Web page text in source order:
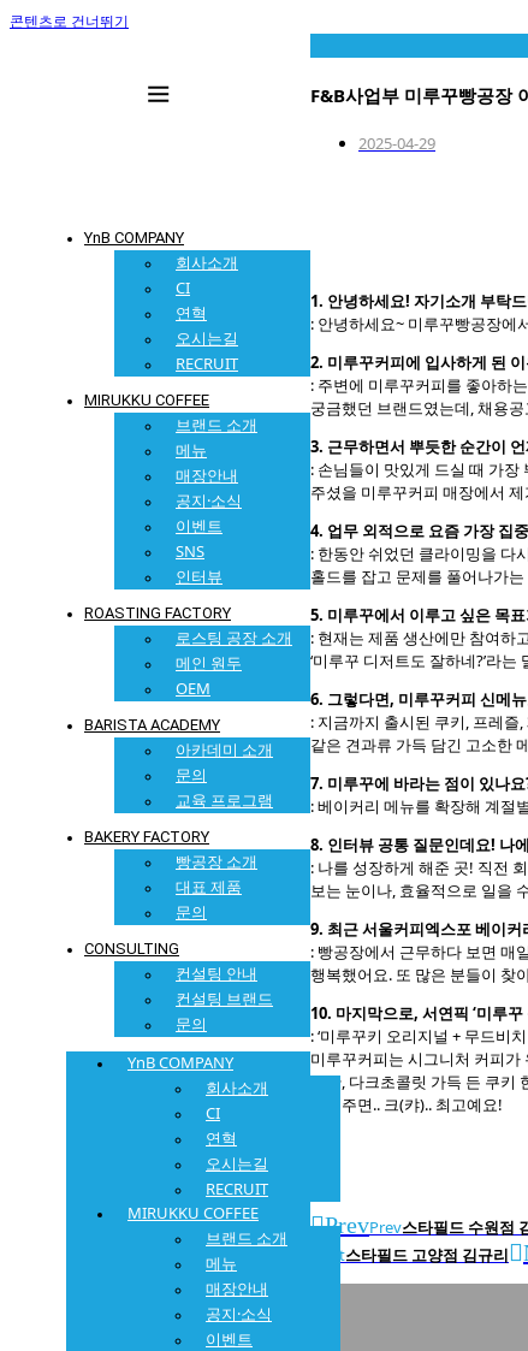
콘텐츠로 건너뛰기
YnB COMPANY
회사소개
CI
연혁
오시는길
RECRUIT
MIRUKKU COFFEE
브랜드 소개
메뉴
매장안내
공지·소식
이벤트
SNS
인터뷰
ROASTING FACTORY
로스팅 공장 소개
메인 원두
OEM
BARISTA ACADEMY
아카데미 소개
문의
교육 프로그램
BAKERY FACTORY
빵공장 소개
대표 제품
문의
CONSULTING
컨설팅 안내
컨설팅 브랜드
문의
YnB COMPANY
회사소개
CI
연혁
오시는길
RECRUIT
MIRUKKU COFFEE
브랜드 소개
메뉴
매장안내
공지·소식
이벤트
F&B사업부 미루꾸빵공장
2025-04-29
1. 안녕하세요! 자기소개 부탁
: 안녕하세요~ 미루꾸빵공장에
2. 미루꾸커피에 입사하게 된
: 주변에 미루꾸커피를 좋아하
궁금했던 브랜드였는데, 채용
3. 근무하면서 뿌듯한 순간이
: 손님들이 맛있게 드실 때 가
주셨을 미루꾸커피 매장에서
4. 업무 외적으로 요즘 가장 집
: 한동안 쉬었던 클라이밍을 다
홀드를 잡고 문제를 풀어나가
5. 미루꾸에서 이루고 싶은 목
: 현재는 제품 생산에만 참여하
‘미루꾸 디저트도 잘하네?’라
6. 그렇다면, 미루꾸커피 신메
: 지금까지 출시된 쿠키, 프레
같은 견과류 가득 담긴 고소한
7. 미루꾸에 바라는 점이 있나요
: 베이커리 메뉴를 확장해 계절
8. 인터뷰 공통 질문인데요! 나
: 나를 성장하게 해준 곳! 직전
보는 눈이나, 효율적으로 일을
9. 최근 서울커피엑스포 베이
: 빵공장에서 근무하다 보면 매
행복했어요. 또 많은 분들이 찾
10. 마지막으로, 서연픽 ‘미루
: ‘미루꾸키 오리지널 + 무드비
미루꾸커피는 시그니처 커피
피칸, 다크초콜릿 가득 든 쿠키
마셔주면.. 크(캬).. 최고예요!
PrevPrev스타필드 수원점
Next스타필드 고양점 김규리
미루꾸커피 밤리단길본점
경기 고양시 일산동구 일산로 316번길 25-1 1층